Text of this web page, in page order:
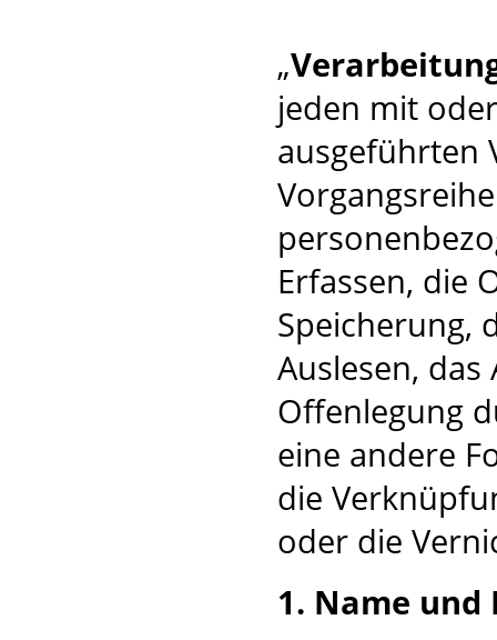
„
jeden mit
ausgeführten
Erfassen, die
Speicherung,
Auslesen,
Offenlegung
eine andere
die
oder die
1. Name